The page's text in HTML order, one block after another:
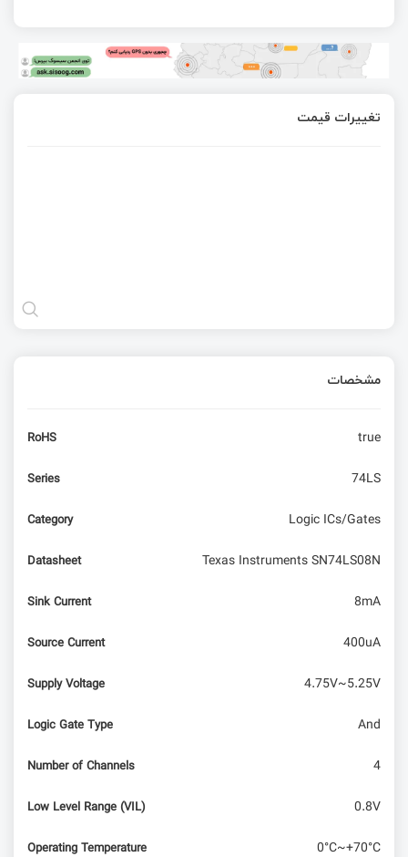
تغییرات قیمت
مشخصات
RoHS true
Series 74LS
Category Logic ICs/Gates
Datasheet Texas Instruments SN74LS08N
Sink Current 8mA
Source Current 400uA
Supply Voltage 4.75V~5.25V
Logic Gate Type And
Number of Channels 4
Low Level Range (VIL) 0.8V
Operating Temperature 0°C~+70°C